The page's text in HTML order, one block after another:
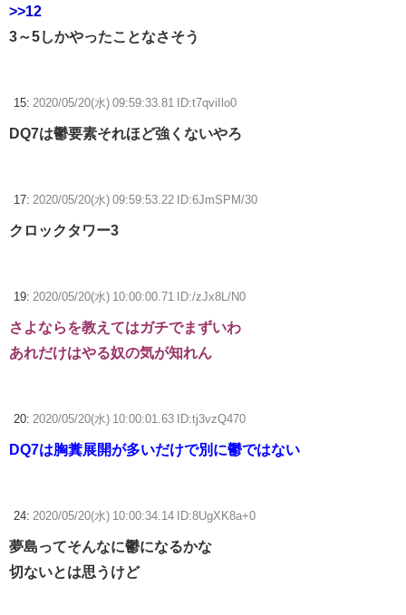
>>12
3～5しかやったことなさそう
15: 2020/05/20(水) 09:59:33.81 ID:t7qviIlo0
DQ7は鬱要素それほど強くないやろ
17: 2020/05/20(水) 09:59:53.22 ID:6JmSPM/30
クロックタワー3
19: 2020/05/20(水) 10:00:00.71 ID:/zJx8L/N0
さよならを教えてはガチでまずいわ
あれだけはやる奴の気が知れん
20: 2020/05/20(水) 10:00:01.63 ID:tj3vzQ470
DQ7は胸糞展開が多いだけで別に鬱ではない
24: 2020/05/20(水) 10:00:34.14 ID:8UgXK8a+0
夢島ってそんなに鬱になるかな
切ないとは思うけど